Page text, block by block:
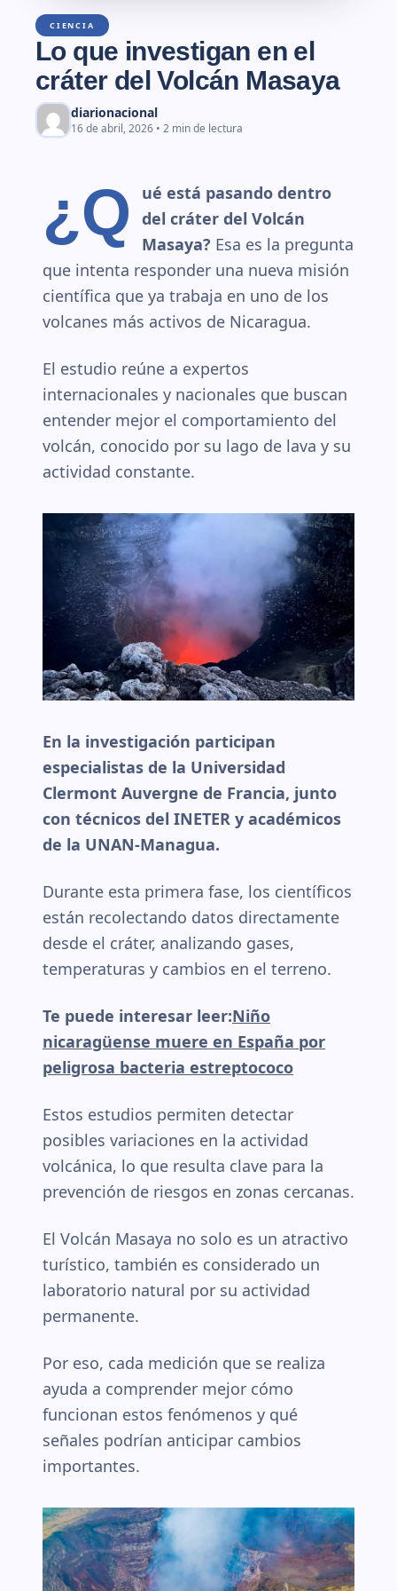
CIENCIA
Lo que investigan en el
cráter del Volcán Masaya
diarionacional
16 de abril, 2026 • 2 min de lectura
¿Q
ué está pasando dentro
del cráter del Volcán
Masaya? Esa es la pregunta
que intenta responder una nueva misión
científica que ya trabaja en uno de los
volcanes más activos de Nicaragua.
El estudio reúne a expertos
internacionales y nacionales que buscan
entender mejor el comportamiento del
volcán, conocido por su lago de lava y su
actividad constante.
En la investigación participan
especialistas de la Universidad
Clermont Auvergne de Francia, junto
con técnicos del INETER y académicos
de la UNAN-Managua.
Durante esta primera fase, los científicos
están recolectando datos directamente
desde el cráter, analizando gases,
temperaturas y cambios en el terreno.
Te puede interesar leer:Niño
nicaragüense muere en España por
peligrosa bacteria estreptococo
Estos estudios permiten detectar
posibles variaciones en la actividad
volcánica, lo que resulta clave para la
prevención de riesgos en zonas cercanas.
El Volcán Masaya no solo es un atractivo
turístico, también es considerado un
laboratorio natural por su actividad
permanente.
Por eso, cada medición que se realiza
ayuda a comprender mejor cómo
funcionan estos fenómenos y qué
señales podrían anticipar cambios
importantes.